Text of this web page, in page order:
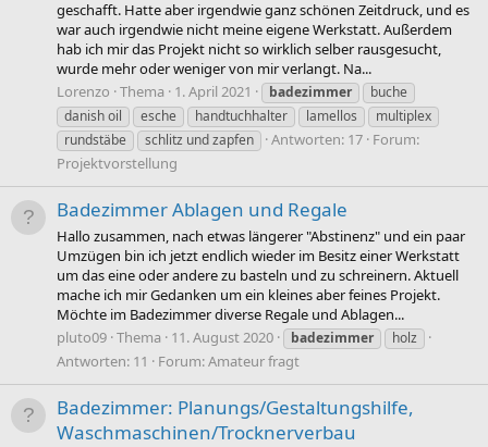
geschafft. Hatte aber irgendwie ganz schönen Zeitdruck, und es
war auch irgendwie nicht meine eigene Werkstatt. Außerdem
hab ich mir das Projekt nicht so wirklich selber rausgesucht,
wurde mehr oder weniger von mir verlangt. Na...
Lorenzo Thema 1. April 2021 badezimmer
buche
danish oil
esche handtuchhalter lamellos
multiplex
rundstäbe
schlitz und zapfen Antworten: 17 Forum:
Projektvorstellung
Badezimmer Ablagen und Regale
Hallo zusammen, nach etwas längerer "Abstinenz" und ein paar
Umzügen bin ich jetzt endlich wieder im Besitz einer Werkstatt
um das eine oder andere zu basteln und zu schreinern. Aktuell
mache ich mir Gedanken um ein kleines aber feines Projekt.
Möchte im Badezimmer diverse Regale und Ablagen...
pluto09 Thema 11. August 2020 badezimmer holz
Antworten: 11 Forum:Amateur fragt
Badezimmer: Planungs/Gestaltungshilfe,
Waschmaschinen/Trocknerverbau